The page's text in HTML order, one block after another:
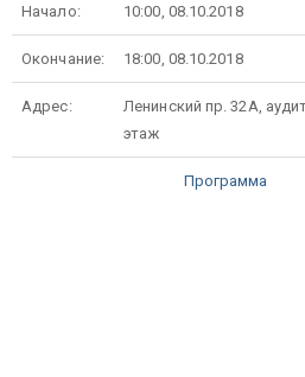
Начало: 10:00, 08.10.2018
Окончание: 18:00, 08.10.2018
Адрес:
Ленинский пр. 32А,
этаж
Программа